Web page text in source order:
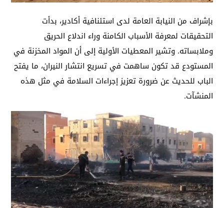
بإشراف من النيابة العامة لدى استئنافية أكادير، بدأت
التحقيقات لمعرفة الأسباب الكامنة وراء اندلاع الحريق
وملابساته. وتشير المعطيات الأولية إلى أن المواد المخزنة في
المستودع قد تكون ساهمت في تسريع انتشار النيران، ما يفتح
الباب للحديث عن ضرورة تعزيز إجراءات السلامة في مثل هذه
المنشآت.